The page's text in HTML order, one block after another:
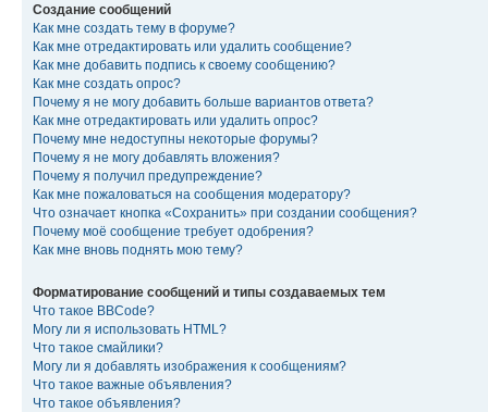
Создание сообщений
Как мне создать тему в форуме?
Как мне отредактировать или удалить сообщение?
Как мне добавить подпись к своему сообщению?
Как мне создать опрос?
Почему я не могу добавить больше вариантов ответа?
Как мне отредактировать или удалить опрос?
Почему мне недоступны некоторые форумы?
Почему я не могу добавлять вложения?
Почему я получил предупреждение?
Как мне пожаловаться на сообщения модератору?
Что означает кнопка «Сохранить» при создании сообщения?
Почему моё сообщение требует одобрения?
Как мне вновь поднять мою тему?
Форматирование сообщений и типы создаваемых тем
Что такое BBCode?
Могу ли я использовать HTML?
Что такое смайлики?
Могу ли я добавлять изображения к сообщениям?
Что такое важные объявления?
Что такое объявления?